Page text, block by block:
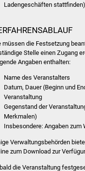
Ladengeschäften stattfinden)
müssen die Festsetzung
Stelle einen Zugang
Angaben enthalten:
Name des Veranstalters
Datum, Dauer (Beginn und
Veranstaltung
Gegenstand der
Merkmalen)
Insbesondere: Angaben zum
Verwaltungsbehörden
zum Download zur
die Veranstaltung